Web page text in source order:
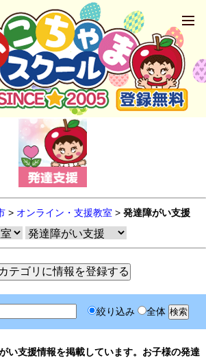
> オンライン・支援教室 > 発達障がい支援
絞り込み 全体
い支援情報を掲載しています。お子様の発達